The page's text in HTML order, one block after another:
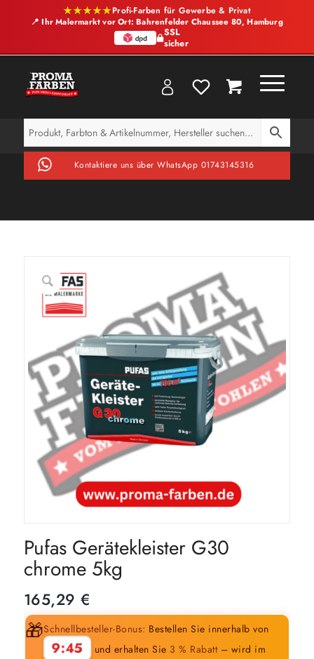
★★★★★Profi-Farben für Gewerbe & Privat
📍 Ihr Malermarkt vor Ort: Bahrenfelder Chaussee 80, Hamburg
SSL
sicher
Kontaktiere uns über WhatsApp 01743145316
Pufas Gerätekleister G30
chrome 5kg
165,29€
🎁Schnellbesteller-Bonus: Bestellen Sie innerhalb von
9:44 und erhalten Sie 3 % Rabatt– wird im